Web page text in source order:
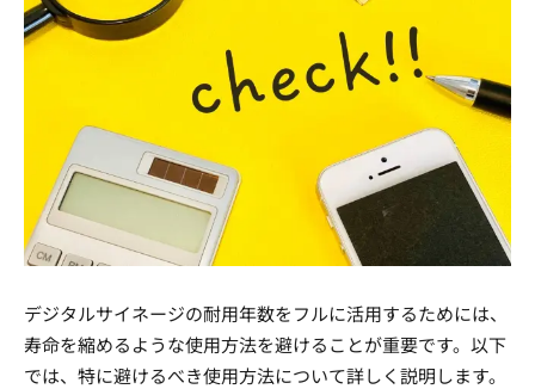
デジタルサイネージの耐用年数をフルに活用するためには、
寿命を縮めるような使用方法を避けることが重要です。以下
では、特に避けるべき使用方法について詳しく説明します。